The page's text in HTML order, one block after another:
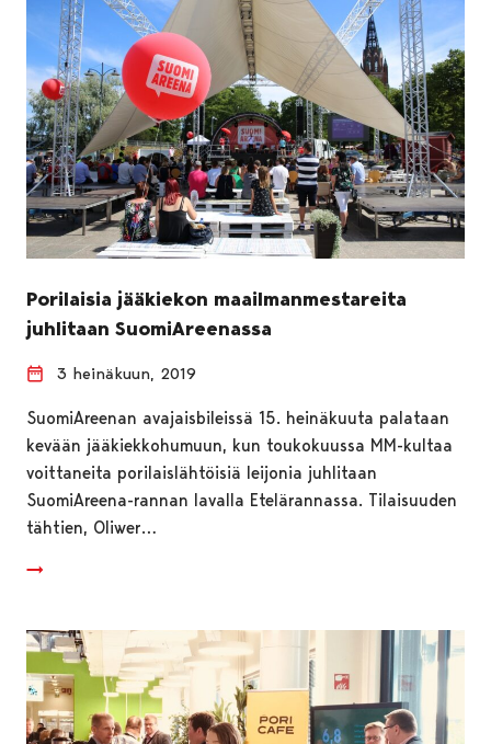
Porilaisia jääkiekon maailmanmestareita
juhlitaan SuomiAreenassa
3 heinäkuun, 2019
SuomiAreenan avajaisbileissä 15. heinäkuuta palataan
kevään jääkiekkohumuun, kun toukokuussa MM-kultaa
voittaneita porilaislähtöisiä leijonia juhlitaan
SuomiAreena-rannan lavalla Etelärannassa. Tilaisuuden
tähtien, Oliwer…